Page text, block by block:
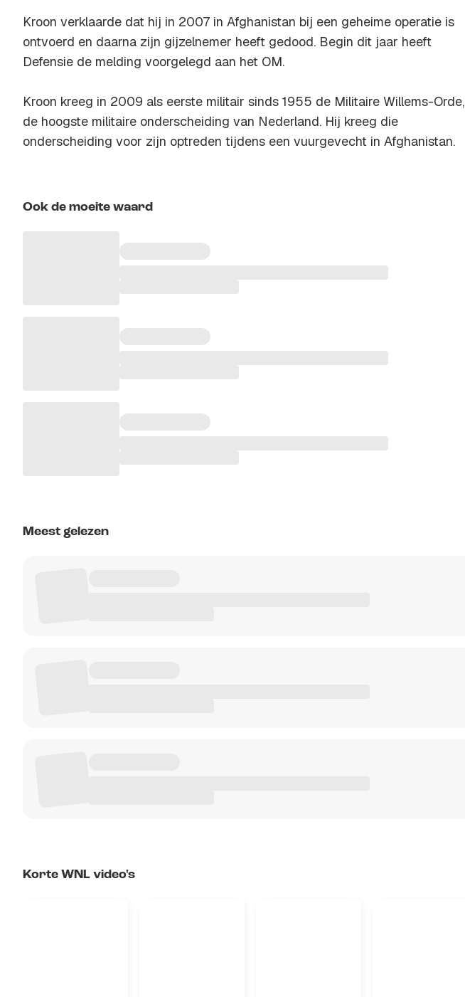
Kroon verklaarde dat hij in 2007 in Afghanistan bij een geheime operatie is
ontvoerd en daarna zijn gijzelnemer heeft gedood. Begin dit jaar heeft
Defensie de melding voorgelegd aan het OM.
Kroon kreeg in 2009 als eerste militair sinds 1955 de Militaire Willems-Orde,
de hoogste militaire onderscheiding van Nederland. Hij kreeg die
onderscheiding voor zijn optreden tijdens een vuurgevecht in Afghanistan.
Ook de moeite waard
Meest gelezen
Korte WNL video's